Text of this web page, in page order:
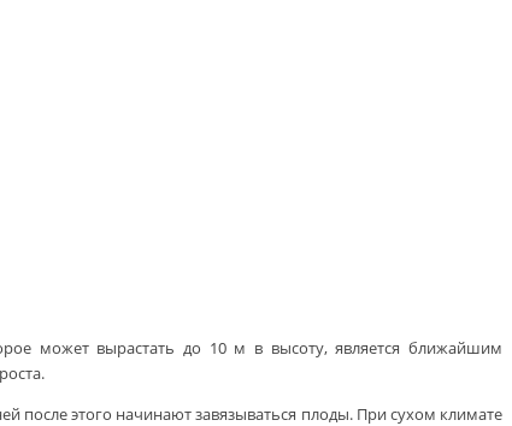
может вырастать до 10 м в высоту, является ближайшим
после этого начинают завязываться плоды. При сухом климате